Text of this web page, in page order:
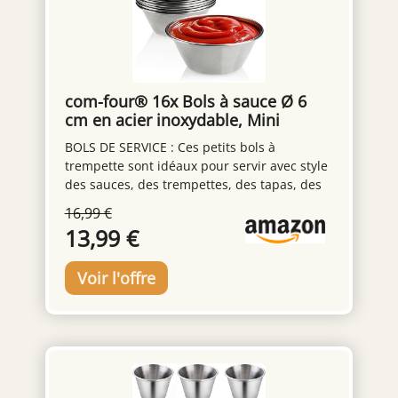
com-four® 16x Bols à sauce Ø 6
cm en acier inoxydable, Mini
récipients
BOLS DE SERVICE : Ces petits bols à
trempette sont idéaux pour servir avec style
des sauces, des trempettes, des tapas, des
bien d'autres délicieuses collations ! TAILLE
COMPACTE : Avec une capacité d'environ 35
ml chacun, les mini bols sont parfaitement
portionnés pour le ketchup, la mayonnaise,
le guacamole et d'autres accompagnements
populaires de nombreux plats ! UTILISATION
confiture, de la viande ou de la salade aux
œufs au petit-déjeuner, comme bol à
trempette lors d'un barbecue ou comme bol
16,99 €
13,99 €